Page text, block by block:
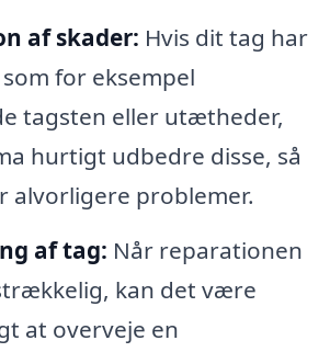
af skader: Hvis dit tag har
for eksempel
tagsten eller utætheder,
hurtigt udbedre disse, så
alvorligere problemer.
af tag: Når reparationen
kan det være
at overveje en